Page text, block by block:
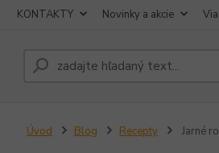
KONTAKTY Novinky a akcie
Úvod Blog Recepty Jarné